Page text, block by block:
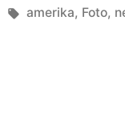
von
Schlagwörter:
amerika, Foto,